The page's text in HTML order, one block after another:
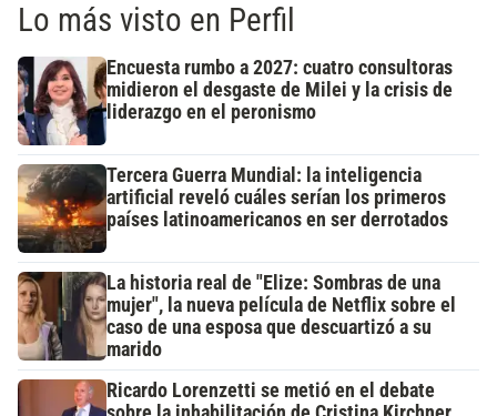
Lo más visto en Perfil
Encuesta rumbo a 2027: cuatro consultoras
midieron el desgaste de Milei y la crisis de
liderazgo en el peronismo
Tercera Guerra Mundial: la inteligencia
artificial reveló cuáles serían los primeros
países latinoamericanos en ser derrotados
La historia real de "Elize: Sombras de una
mujer", la nueva película de Netflix sobre el
caso de una esposa que descuartizó a su
marido
Ricardo Lorenzetti se metió en el debate